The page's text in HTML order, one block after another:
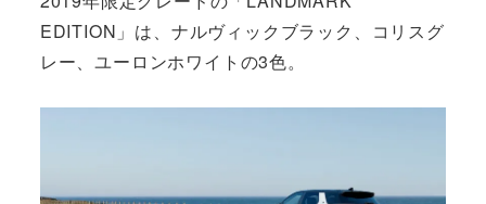
EDITION」は、ナルヴィックブラック、コリスグ
レー、ユーロンホワイトの3色。